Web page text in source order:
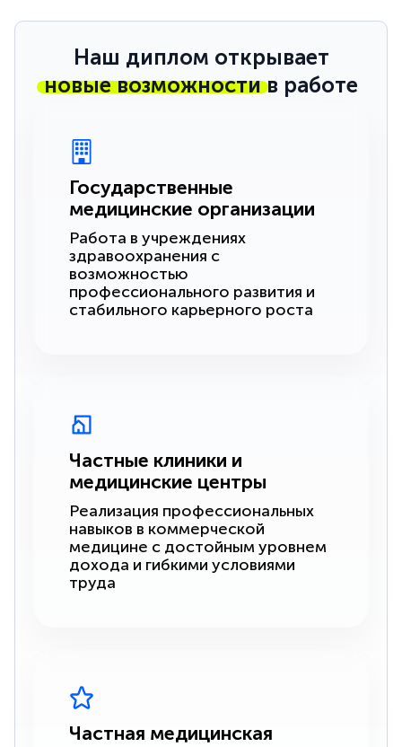
Наш диплом открывает
новые возможностив работе
Государственные
медицинские организации
Работа в учреждениях
здравоохранения с
возможностью
профессионального развития и
стабильного карьерного роста
Частные клиники и
медицинские центры
Реализация профессиональных
навыков в коммерческой
медицине с достойным уровнем
дохода и гибкими условиями
труда
Частная медицинская